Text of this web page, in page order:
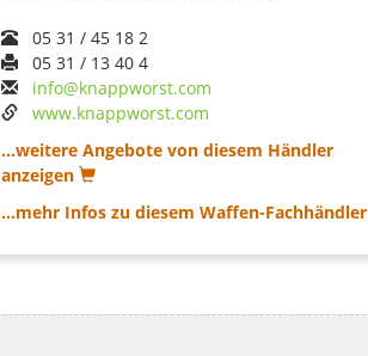
05 31 / 45 18 2
05 31 / 13 40 4
info@knappworst.com
www.knappworst.com
...weitere Angebote von diesem Händler
anzeigen
...mehr Infos zu diesem Waffen-Fachhändler